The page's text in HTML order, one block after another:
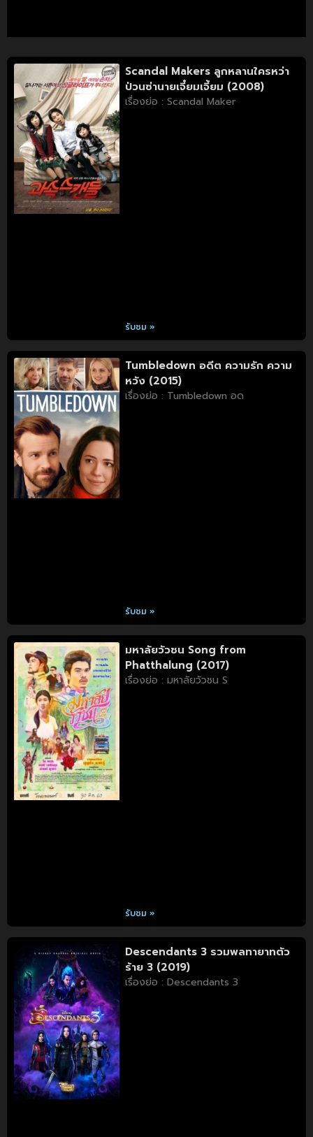
Scandal Makers ลูกหลานใครหว่า
ป่วนซ่านายเจี๋ยมเจี้ยม (2008)
เรื่องย่อ : Scandal Maker
รับชม »
Tumbledown อดีต ความรัก ความ
หวัง (2015)
เรื่องย่อ : Tumbledown อด
รับชม »
มหาลัยวัวชน Song from
Phatthalung (2017)
เรื่องย่อ : มหาลัยวัวชน S
รับชม »
Descendants 3 รวมพลทายาทตัว
ร้าย 3 (2019)
เรื่องย่อ : Descendants 3